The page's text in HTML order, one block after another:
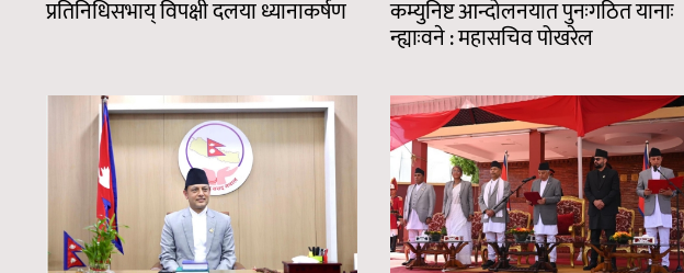
प्रतिनिधिसभाय् विपक्षी दलया ध्यानाकर्षण कम्युनिष्ट आन्दोलनयात पुनःगठित यानाः
न्ह्याःवने : महासचिव पोखरेल